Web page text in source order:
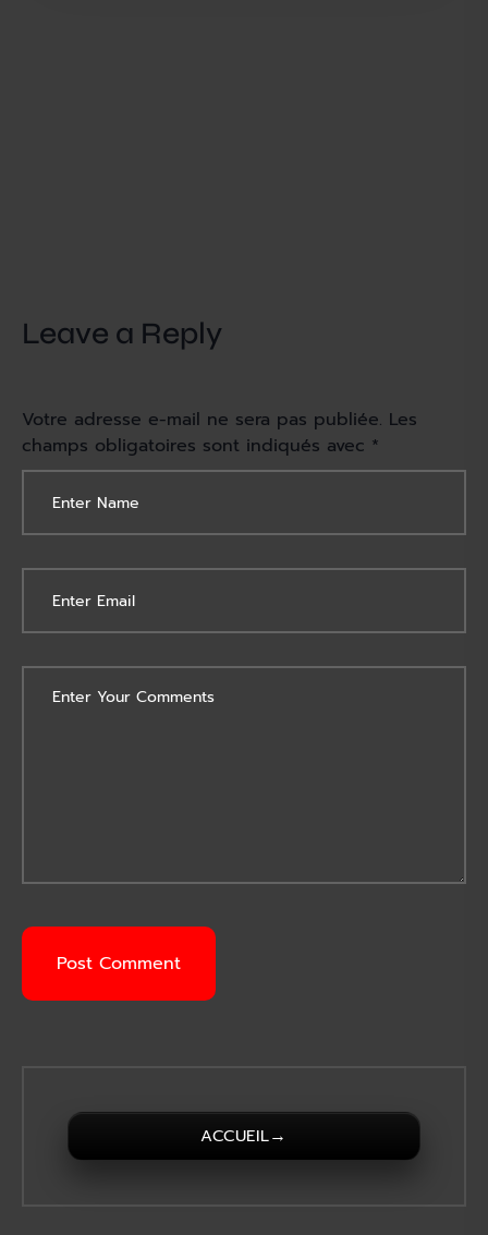
Leave a Reply
Votre adresse e-mail ne sera pas publiée. Les
champs obligatoires sont indiqués avec *
Post Comment
ACCUEIL→